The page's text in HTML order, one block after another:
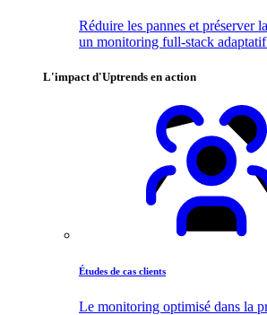
Réduire les pannes et préserver
un monitoring full-stack
L'impact d'Uptrends en action
Études de cas clients
Le monitoring optimisé dans la